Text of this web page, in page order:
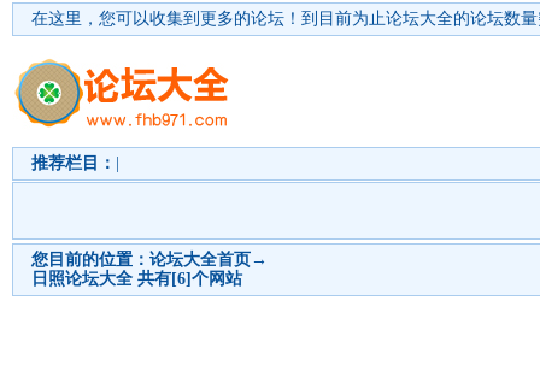
在这里，您可以收集到更多的论坛！ 到目前为止论坛大全的论坛数
推荐栏目：
您目前的位置： 论坛大全首页→
日照论坛大全 共有[6]个网站